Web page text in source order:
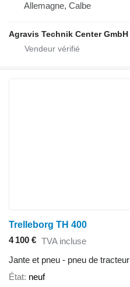
Allemagne, Calbe
Agravis Technik Center GmbH
Trelleborg TH 400
4 100 € TVA incluse
Jante et pneu - pneu de tracteur
État neuf